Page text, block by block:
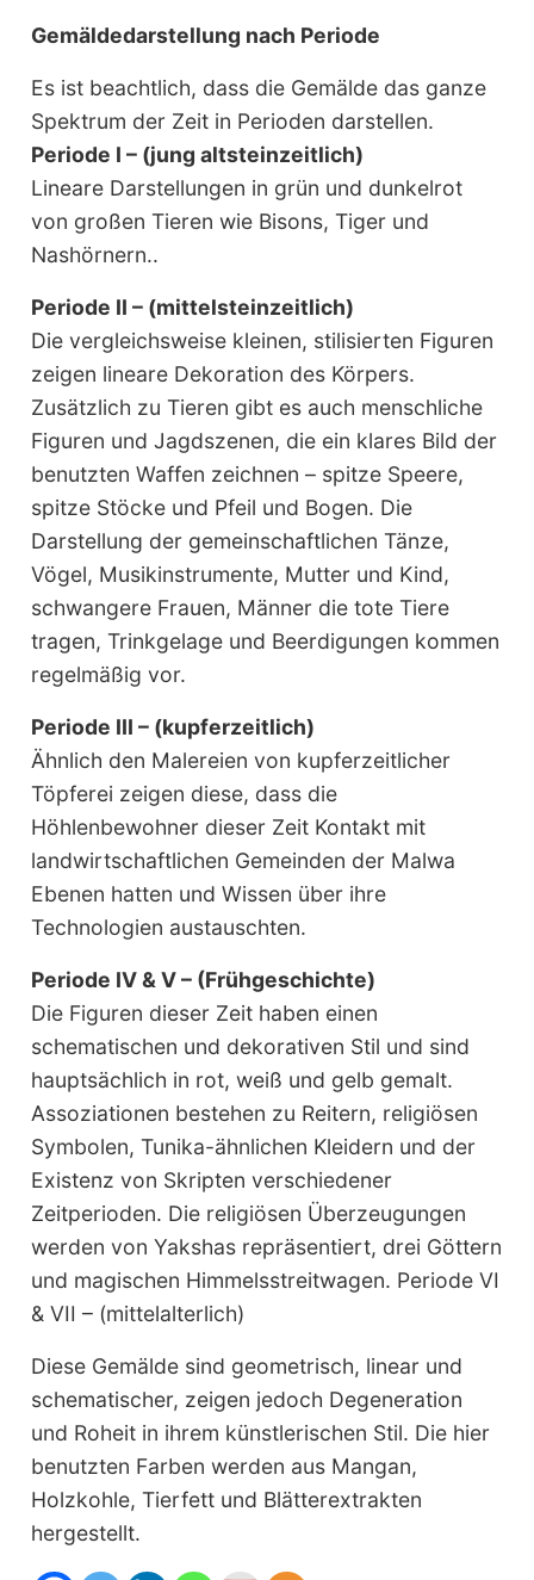
Gemäldedarstellung nach Periode
Es ist beachtlich, dass die Gemälde das ganze
Spektrum der Zeit in Perioden darstellen.
Periode I – (jung altsteinzeitlich)
Lineare Darstellungen in grün und dunkelrot
von großen Tieren wie Bisons, Tiger und
Nashörnern..
Periode II – (mittelsteinzeitlich)
Die vergleichsweise kleinen, stilisierten Figuren
zeigen lineare Dekoration des Körpers.
Zusätzlich zu Tieren gibt es auch menschliche
Figuren und Jagdszenen, die ein klares Bild der
benutzten Waffen zeichnen – spitze Speere,
spitze Stöcke und Pfeil und Bogen. Die
Darstellung der gemeinschaftlichen Tänze,
Vögel, Musikinstrumente, Mutter und Kind,
schwangere Frauen, Männer die tote Tiere
tragen, Trinkgelage und Beerdigungen kommen
regelmäßig vor.
Periode III – (kupferzeitlich)
Ähnlich den Malereien von kupferzeitlicher
Töpferei zeigen diese, dass die
Höhlenbewohner dieser Zeit Kontakt mit
landwirtschaftlichen Gemeinden der Malwa
Ebenen hatten und Wissen über ihre
Technologien austauschten.
Periode IV & V – (Frühgeschichte)
Die Figuren dieser Zeit haben einen
schematischen und dekorativen Stil und sind
hauptsächlich in rot, weiß und gelb gemalt.
Assoziationen bestehen zu Reitern, religiösen
Symbolen, Tunika-ähnlichen Kleidern und der
Existenz von Skripten verschiedener
Zeitperioden. Die religiösen Überzeugungen
werden von Yakshas repräsentiert, drei Göttern
und magischen Himmelsstreitwagen. Periode VI
& VII – (mittelalterlich)
Diese Gemälde sind geometrisch, linear und
schematischer, zeigen jedoch Degeneration
und Roheit in ihrem künstlerischen Stil. Die hier
benutzten Farben werden aus Mangan,
Holzkohle, Tierfett und Blätterextrakten
hergestellt.